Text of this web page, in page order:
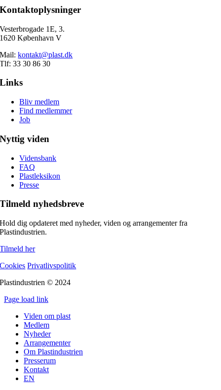
Kontaktoplysninger
Vesterbrogade 1E, 3.
1620 København V
Mail:kontakt@plast.dk
Tlf: 33 30 86 30
Links
Bliv medlem
Find medlemmer
Job
Nyttig viden
Vidensbank
FAQ
Plastleksikon
Presse
Tilmeld nyhedsbreve
Hold dig opdateret med nyheder, viden og arrangementer fra
Plastindustrien.
Tilmeld her
Cookies Privatlivspolitik
Plastindustrien © 2024
Page load link
Viden om plast
Medlem
Nyheder
Arrangementer
Om Plastindustrien
Presserum
Kontakt
EN